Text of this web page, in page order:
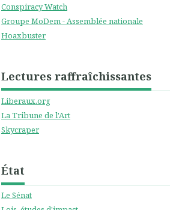
Conspiracy Watch
Groupe MoDem - Assemblée nationale
Hoaxbuster
Lectures raffraîchissantes
Liberaux.org
La Tribune de l'Art
Skycraper
État
Le Sénat